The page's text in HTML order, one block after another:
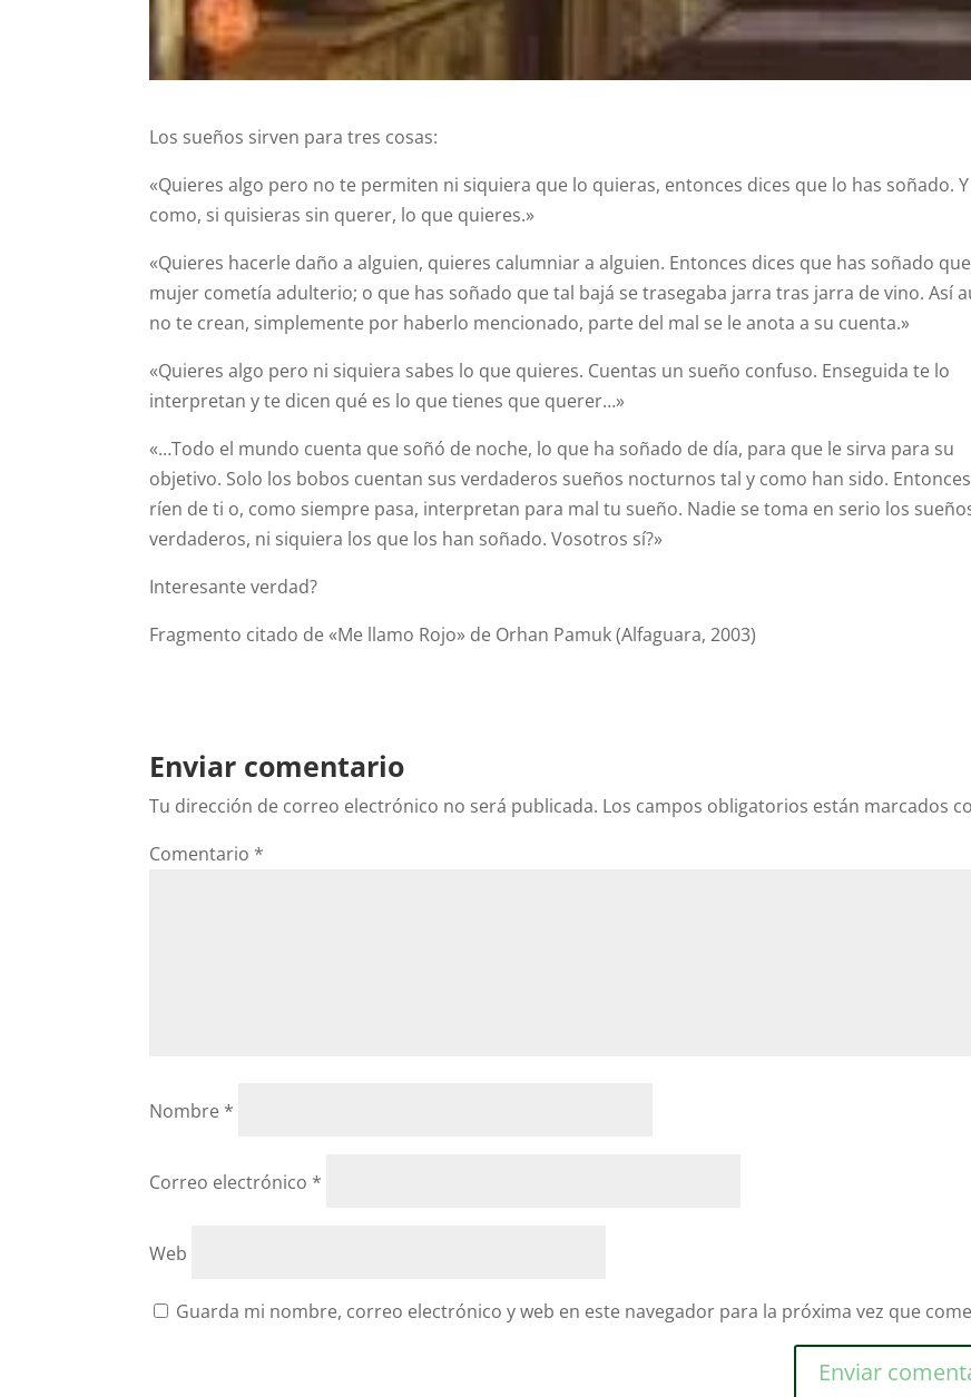
Los sueños sirven para tres cosas:
«Quieres algo pero no te permiten ni siquiera que lo quieras, entonces dices que lo has soñado. Y
como, si quisieras sin querer, lo que quieres.»
«Quieres hacerle daño a alguien, quieres calumniar a alguien. Entonces dices que has soñado
mujer cometía adulterio; o que has soñado que tal bajá se trasegaba jarra tras jarra de vino. Así
no te crean, simplemente por haberlo mencionado, parte del mal se le anota a su cuenta.»
«Quieres algo pero ni siquiera sabes lo que quieres. Cuentas un sueño confuso. Enseguida te lo
interpretan y te dicen qué es lo que tienes que querer…»
«…Todo el mundo cuenta que soñó de noche, lo que ha soñado de día, para que le sirva para su
objetivo. Solo los bobos cuentan sus verdaderos sueños nocturnos tal y como han sido.
ríen de ti o, como siempre pasa, interpretan para mal tu sueño. Nadie se toma en serio los
verdaderos, ni siquiera los que los han soñado. Vosotros sí?»
Interesante verdad?
Fragmento citado de «Me llamo Rojo» de Orhan Pamuk (Alfaguara, 2003)
Enviar comentario
Tu dirección de correo electrónico no será publicada. Los campos obligatorios están marcados
Comentario *
Nombre *
Correo electrónico *
Web
Guarda mi nombre, correo electrónico y web en este navegador para la próxima vez que